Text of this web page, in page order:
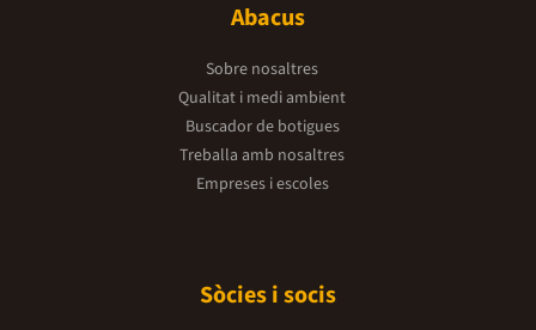
Abacus
Sobre nosaltres
Qualitat i medi ambient
Buscador de botigues
Treballa amb nosaltres
Empreses i escoles
Sòcies i socis